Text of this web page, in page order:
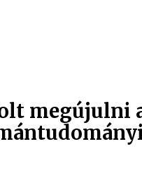
megújulni